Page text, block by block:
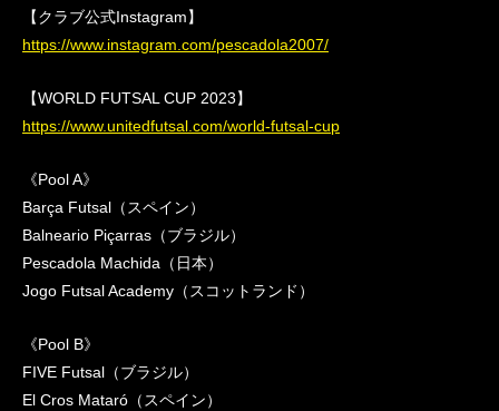
【クラブ公式Instagram】
https://www.instagram.com/pescadola2007/
【WORLD FUTSAL CUP 2023】
https://www.unitedfutsal.com/world-futsal-cup
《Pool A》
Barça Futsal（スペイン）
Balneario Piçarras（ブラジル）
Pescadola Machida（日本）
Jogo Futsal Academy（スコットランド）
《Pool B》
FIVE Futsal（ブラジル）
El Cros Mataró（スペイン）